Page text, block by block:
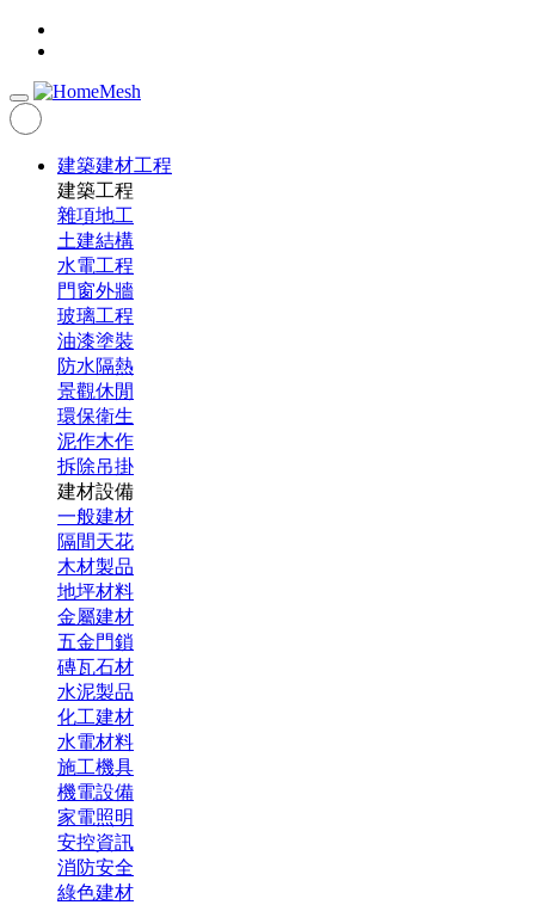
建築建材工程
建築工程
雜項地工
土建結構
水電工程
門窗外牆
玻璃工程
油漆塗裝
防水隔熱
景觀休閒
環保衛生
泥作木作
拆除吊掛
建材設備
一般建材
隔間天花
木材製品
地坪材料
金屬建材
五金門鎖
磚瓦石材
水泥製品
化工建材
水電材料
施工機具
機電設備
家電照明
安控資訊
消防安全
綠色建材